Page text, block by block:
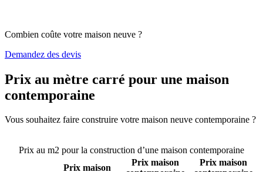
Combien coûte votre maison neuve ?
Demandez des devis
Prix au mètre carré pour une maison
contemporaine
Vous souhaitez faire construire votre maison neuve contemporaine ?
Prix au m2 pour la construction d’une maison contemporaine
Prix maison
Prix maison
Prix maison